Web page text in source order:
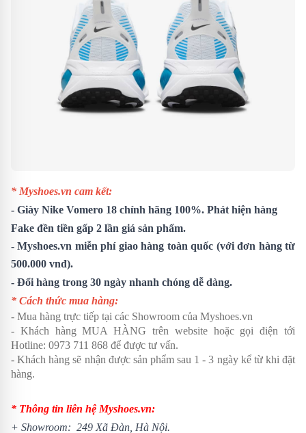
* Myshoes.vn cam kết:
- Giày Nike Vomero 18 chính hãng 100%. Phát hiện hàng
Fake đền tiền gấp 2 lần giá sản phẩm.
- Myshoes.vn miễn phí giao hàng toàn quốc (với đơn hàng từ
500.000 vnđ).
- Đổi hàng trong 30 ngày nhanh chóng dễ dàng.
* Cách thức mua hàng:
- Mua hàng trực tiếp tại các Showroom của Myshoes.vn
- Khách hàng MUA HÀNG trên website hoặc gọi điện tới
Hotline: 0973 711 868 để được tư vấn.
- Khách hàng sẽ nhận được sản phẩm sau 1 - 3 ngày kể từ khi đặt
hàng.
* Thông tin liên hệ Myshoes.vn:
+ Showroom: 249 Xã Đàn, Hà Nội.